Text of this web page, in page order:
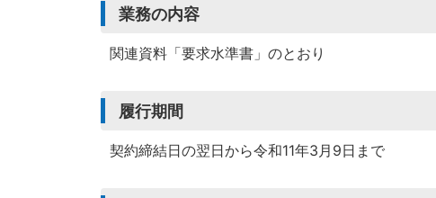
業務の内容
関連資料「要求水準書」のとおり
履行期間
契約締結日の翌日から令和11年3月9日まで